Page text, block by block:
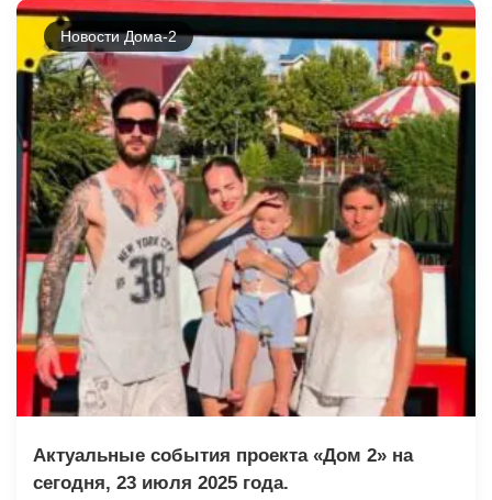
Новости Дома-2
Актуальные события проекта «Дом 2» на
сегодня, 23 июля 2025 года.